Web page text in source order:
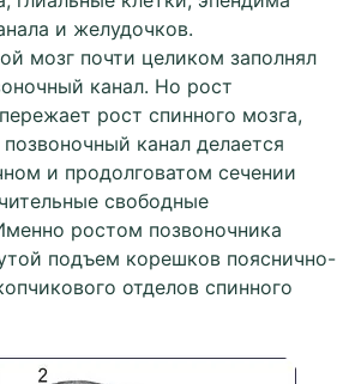
и желудочков.
мозг почти целиком заполнял
канал. Но рост
рост спинного мозга,
канал делается
и продолговатом сечении
свободные
ростом позвоночника
подъем корешков пояснично-
отделов спинного